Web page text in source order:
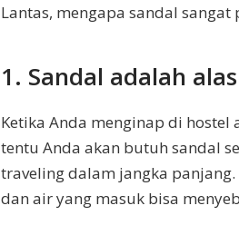
Lantas, mengapa sandal
1. Sandal adalah
Ketika Anda menginap di
tentu Anda akan butuh sandal
traveling dalam jangka
dan air yang masuk bisa